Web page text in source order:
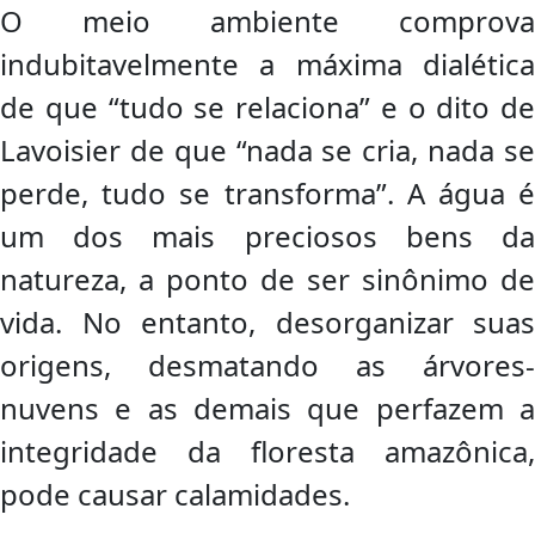
O meio ambiente comprova
indubitavelmente a máxima dialética
de que “tudo se relaciona” e o dito de
Lavoisier de que “nada se cria, nada se
perde, tudo se transforma”. A água é
um dos mais preciosos bens da
natureza, a ponto de ser sinônimo de
vida. No entanto, desorganizar suas
origens, desmatando as árvores-
nuvens e as demais que perfazem a
integridade da floresta amazônica,
pode causar calamidades.